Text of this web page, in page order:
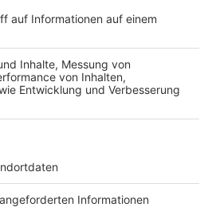
von Rhein und Erft
Uniklinik: Prozess zu Ende
Grund- und